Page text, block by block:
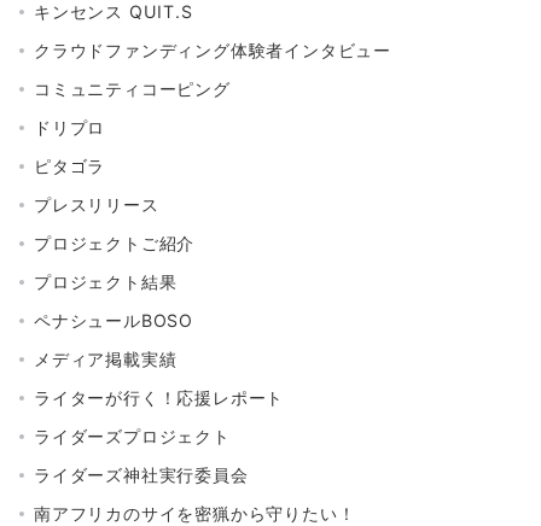
キンセンス QUIT.S
クラウドファンディング体験者インタビュー
コミュニティコーピング
ドリプロ
ピタゴラ
プレスリリース
プロジェクトご紹介
プロジェクト結果
ペナシュールBOSO
メディア掲載実績
ライターが行く！応援レポート
ライダーズプロジェクト
ライダーズ神社実行委員会
南アフリカのサイを密猟から守りたい！